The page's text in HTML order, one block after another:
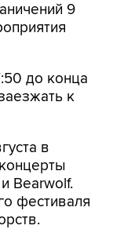
9
до конца
к
в
Bearwolf.
фестиваля